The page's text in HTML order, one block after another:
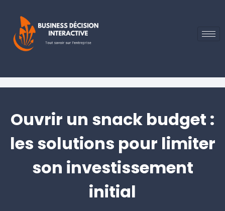
Ouvrir un snack budget :
les solutions pour limiter
son investissement
initial